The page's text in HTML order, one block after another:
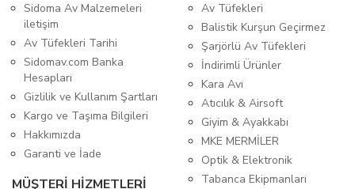
Sidoma Av Malzemeleri
iletişim
Av Tüfekleri Tarihi
Sidomav.com Banka
Hesapları
Gizlilik ve Kullanım Şartları
Kargo ve Taşıma Bilgileri
Hakkımızda
Garanti ve İade
MÜŞTERİ HİZMETLERİ
Av Tüfekleri
Balistik Kurşun Geçirmez
Şarjörlü Av Tüfekleri
İndirimli Ürünler
Kara Avı
Atıcılık & Airsoft
Giyim & Ayakkabı
MKE MERMİLER
Optik & Elektronik
Tabanca Ekipmanları